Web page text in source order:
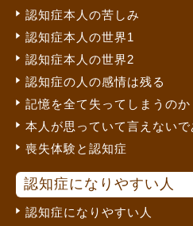
認知症本人の苦しみ
認知症本人の世界1
認知症本人の世界2
認知症の人の感情は残る
記憶を全て失ってしまうのか
本人が思っていて言えないで
喪失体験と認知症
認知症になりやすい人
認知症になりやすい人